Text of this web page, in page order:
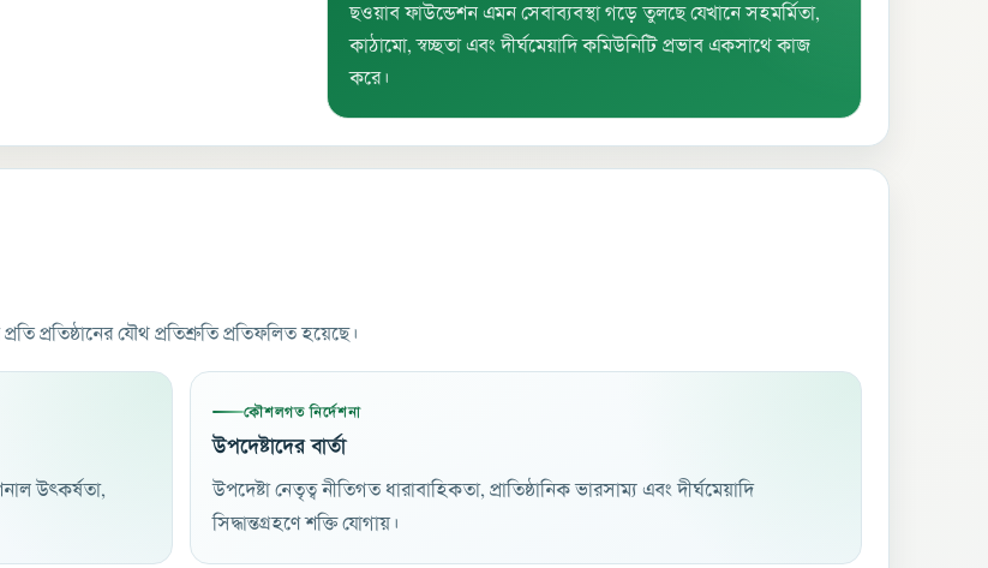
ছওয়াব ফাউন্ডেশন এমন সেবাব্যবস্থা গড়ে তুলছে যেখানে সহমর্মিতা,
কাঠামো, স্বচ্ছতা এবং দীর্ঘমেয়াদি কমিউনিটি প্রভাব একসাথে কাজ
করে।
প্রতিষ্ঠানের যৌথ প্রতিশ্রুতি প্রতিফলিত হয়েছে।
উৎকর্ষতা,
কৌশলগত নির্দেশনা
উপদেষ্টাদের বার্তা
উপদেষ্টা নেতৃত্ব নীতিগত ধারাবাহিকতা, প্রাতিষ্ঠানিক ভারসাম্য এবং দীর্ঘমেয়াদি
সিদ্ধান্তগ্রহণে শক্তি যোগায়।